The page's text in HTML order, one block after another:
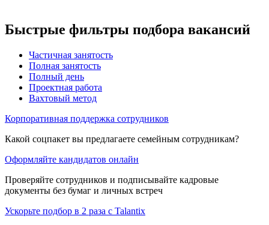
Быстрые фильтры подбора вакансий
Частичная занятость
Полная занятость
Полный день
Проектная работа
Вахтовый метод
Корпоративная поддержка сотрудников
Какой соцпакет вы предлагаете семейным сотрудникам?
Оформляйте кандидатов онлайн
Проверяйте сотрудников и подписывайте кадровые
документы без бумаг и личных встреч
Ускорьте подбор в 2 раза с Talantix